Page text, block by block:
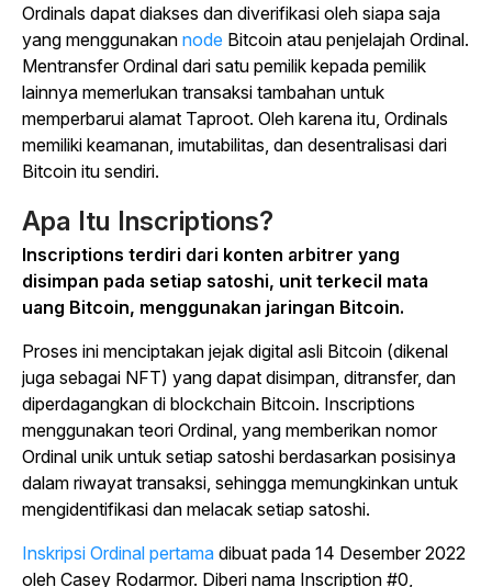
Ordinals dapat diakses dan diverifikasi oleh siapa saja
yang menggunakan node Bitcoin atau penjelajah Ordinal.
Mentransfer Ordinal dari satu pemilik kepada pemilik
lainnya memerlukan transaksi tambahan untuk
memperbarui alamat Taproot. Oleh karena itu, Ordinals
memiliki keamanan, imutabilitas, dan desentralisasi dari
Bitcoin itu sendiri.
Apa Itu Inscriptions?
Inscriptions terdiri dari konten arbitrer yang
disimpan pada setiap satoshi, unit terkecil mata
uang Bitcoin, menggunakan jaringan Bitcoin.
Proses ini menciptakan jejak digital asli Bitcoin (dikenal
juga sebagai NFT) yang dapat disimpan, ditransfer, dan
diperdagangkan di blockchain Bitcoin. Inscriptions
menggunakan teori Ordinal, yang memberikan nomor
Ordinal unik untuk setiap satoshi berdasarkan posisinya
dalam riwayat transaksi, sehingga memungkinkan untuk
mengidentifikasi dan melacak setiap satoshi.
Inskripsi Ordinal pertama dibuat pada 14 Desember 2022
oleh Casey Rodarmor. Diberi nama Inscription #0,